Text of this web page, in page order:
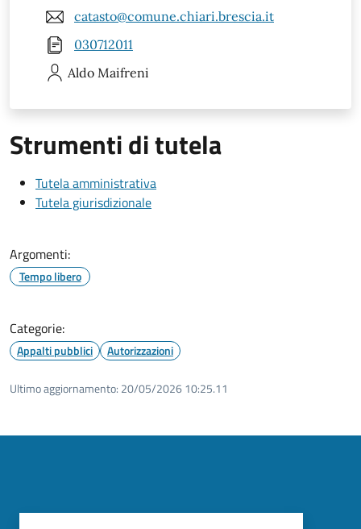
catasto@comune.chiari.brescia.it
030712011
Aldo Maifreni
Strumenti di tutela
Tutela amministrativa
Tutela giurisdizionale
Argomenti:
Tempo libero
Categorie:
Appalti pubblici Autorizzazioni
Ultimo aggiornamento: 20/05/2026 10:25.11